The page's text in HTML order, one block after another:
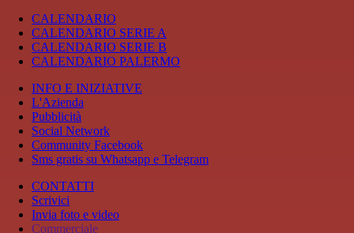
CALENDARIO
CALENDARIO SERIE A
CALENDARIO SERIE B
CALENDARIO PALERMO
INFO E INIZIATIVE
L'Azienda
Pubblicità
Social Network
Community Facebook
Sms gratis su Whatsapp e Telegram
CONTATTI
Scrivici
Invia foto e video
Commerciale